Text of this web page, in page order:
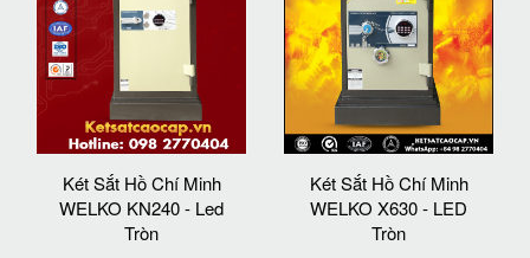
Két Sắt Hồ Chí Minh
WELKO KN240 - Led
Tròn
Két Sắt Hồ Chí Minh
WELKO X630 - LED
Tròn